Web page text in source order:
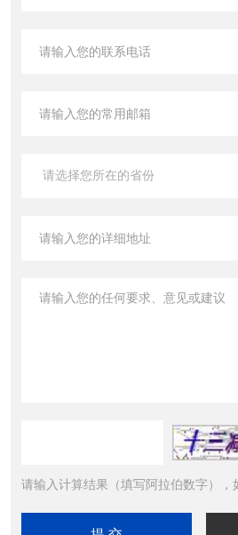
请输入计算结果（填写阿拉伯数字），